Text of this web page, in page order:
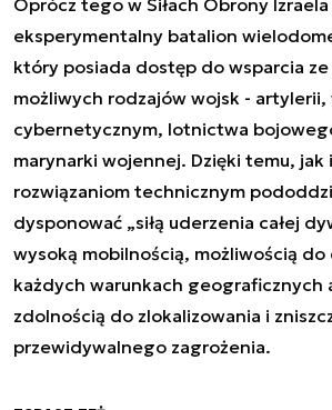
eksperymentalny batalion
który posiada dostęp do wsparcia
możliwych rodzajów wojsk - artylerii,
cybernetycznym, lotnictwa
marynarki wojennej. Dzięki temu, jak
rozwiązaniom technicznym
dysponować „siłą uderzenia całej
wysoką mobilnością, możliwością
każdych warunkach geograficznych
zdolnością do zlokalizowania i
przewidywalnego zagrożenia.